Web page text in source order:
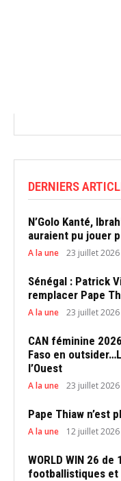
DERNIERS
N’Golo Kanté,
auraient pu jouer
A la une 23 juillet 2026
Sénégal : Patrick
remplacer Pape
A la une 23 juillet 2026
CAN féminine
Faso en
l’Ouest
A la une 23 juillet 2026
Pape Thiaw n’est
A la une 12 juillet 2026
WORLD WIN 26
footballistiques et